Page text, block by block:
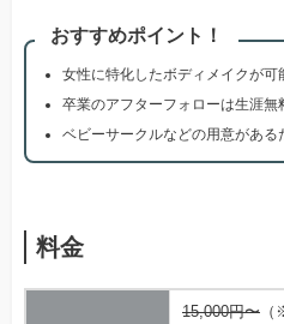
おすすめポイント！
女性に特化したボディメイクが可
卒業のアフターフォローは生涯無
ベビーサークルなどの用意がある
料金
15,000円〜